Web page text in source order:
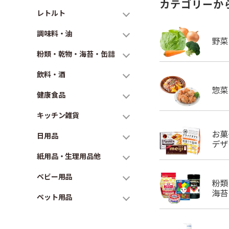
レトルト
調味料・油
粉類・乾物・海苔・缶詰
飲料・酒
健康食品
キッチン雑貨
日用品
紙用品・生理用品他
ベビー用品
ペット用品
カテゴリーか